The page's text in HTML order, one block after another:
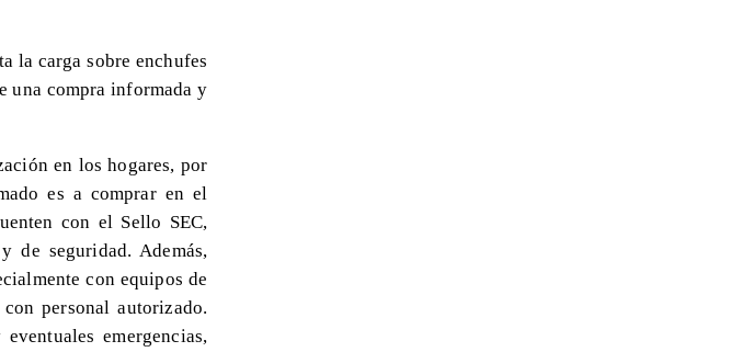
la carga sobre enchufes
una compra informada y
en los hogares, por
es a comprar en el
con el Sello SEC,
de seguridad. Además,
con equipos de
personal autorizado.
emergencias,